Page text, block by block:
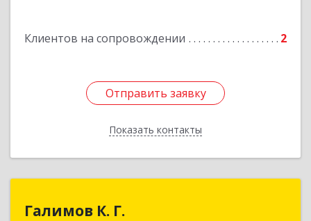
Клиентов на сопровождении 2
Отправить заявку
Показать контакты
Отправить заявку
Назад
Галимов К. Г.